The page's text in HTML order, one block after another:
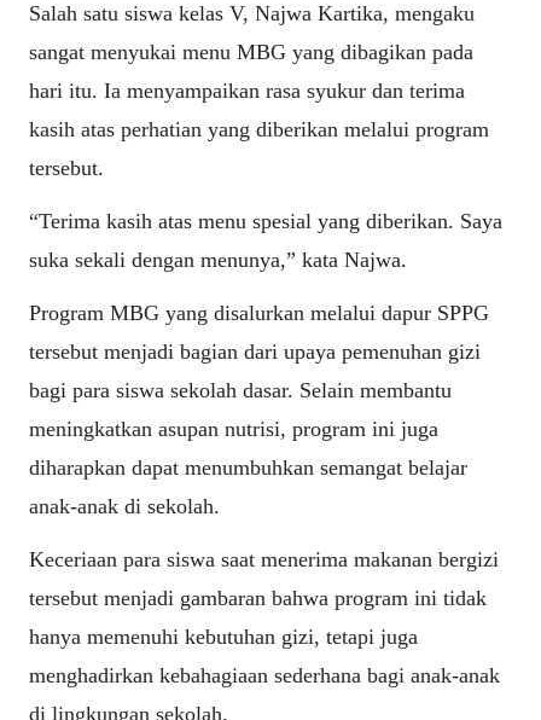
Salah satu siswa kelas V, Najwa Kartika, mengaku
sangat menyukai menu MBG yang dibagikan pada
hari itu. Ia menyampaikan rasa syukur dan terima
kasih atas perhatian yang diberikan melalui program
tersebut.
“Terima kasih atas menu spesial yang diberikan. Saya
suka sekali dengan menunya,” kata Najwa.
Program MBG yang disalurkan melalui dapur SPPG
tersebut menjadi bagian dari upaya pemenuhan gizi
bagi para siswa sekolah dasar. Selain membantu
meningkatkan asupan nutrisi, program ini juga
diharapkan dapat menumbuhkan semangat belajar
anak-anak di sekolah.
Keceriaan para siswa saat menerima makanan bergizi
tersebut menjadi gambaran bahwa program ini tidak
hanya memenuhi kebutuhan gizi, tetapi juga
menghadirkan kebahagiaan sederhana bagi anak-anak
di lingkungan sekolah.